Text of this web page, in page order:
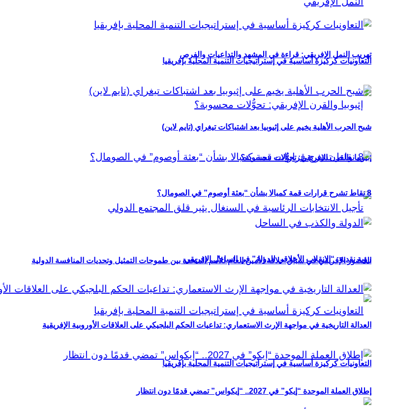
تهريب النمل الإفريقي: قراءة في المشهد والتداعيات والفرص
إثيوبيا والقرن الإفريقي: تحوُّلات محسوبة؟
الحضور الإفريقي في سباق خلافة الأمين العام للأمم المتحدة بين طموحات التمثيل وتحديات المنافسة الدولية
التعاونيات كركيزة أساسية في إستراتيجيات التنمية المحلية بإفريقيا
التعاونيات كركيزة أساسية في إستراتيجيات التنمية المحلية بإفريقيا
شبح الحرب الأهلية يخيم على إثيوبيا بعد اشتباكات تيغراي (تايم لاين)
8 نقاط تشرح قرارات قمة كمبالا بشأن “بعثة أوصوم” في الصومال؟
رؤية نقدية: “الانقلاب الأخلاقي للدولة” في الساحل الإفريقي
العدالة التاريخية في مواجهة الإرث الاستعماري: تداعيات الحكم البلجيكي على العلاقات الأوروبية الإفريقية
إطلاق العملة الموحدة “إيكو” في 2027.. “إيكواس” تمضي قدمًا دون انتظار